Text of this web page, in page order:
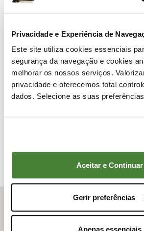
Privacidade e Experiência de
Este site utiliza cookies essenciais
segurança da navegação e cookies
melhorar os nossos serviços.
privacidade e oferecemos total
dados. Selecione as suas
Aceitar e Continuar
Gerir preferências
Apenas essenciais
Fusil universal ICEL – 250 mm
26,95€
Comprar ahora
Icel
Fundada en la década de 1940, ICEL